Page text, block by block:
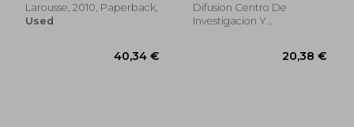
Larousse, 2010, Paperback,
Used
Difusion Centro De
Investigacion Y